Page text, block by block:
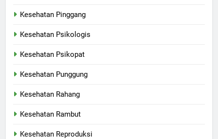
Kesehatan Pinggang
Kesehatan Psikologis
Kesehatan Psikopat
Kesehatan Punggung
Kesehatan Rahang
Kesehatan Rambut
Kesehatan Reproduksi